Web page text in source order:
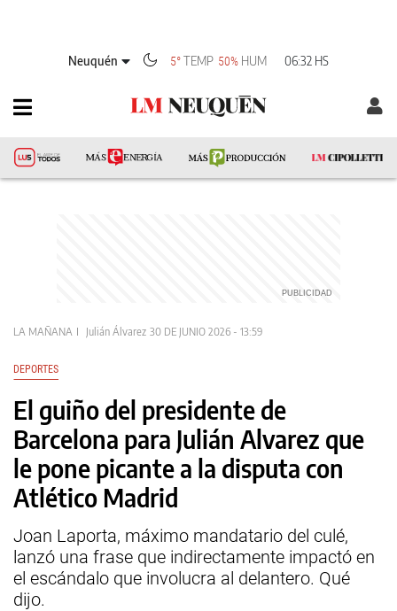
Neuquén 5°TEMP 50% HUM 06:32 HS
LA MAÑANA Julián Álvarez 30 DE JUNIO 2026 - 13:59
DEPORTES
El guiño del presidente de
Barcelona para Julián Alvarez que
le pone picante a la disputa con
Atlético Madrid
Joan Laporta, máximo mandatario del culé,
lanzó una frase que indirectamente impactó en
el escándalo que involucra al delantero. Qué
dijo.